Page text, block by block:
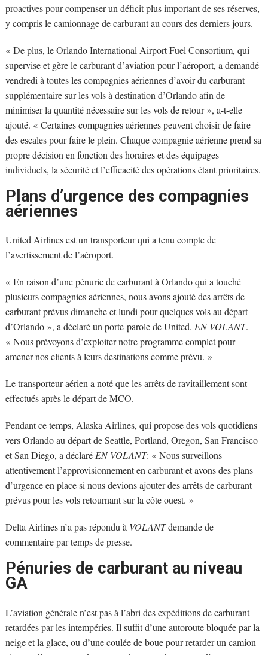
proactives pour compenser un déficit plus important de ses réserves,
y compris le camionnage de carburant au cours des derniers jours.
« De plus, le Orlando International Airport Fuel Consortium, qui
supervise et gère le carburant d’aviation pour l’aéroport, a demandé
vendredi à toutes les compagnies aériennes d’avoir du carburant
supplémentaire sur les vols à destination d’Orlando afin de
minimiser la quantité nécessaire sur les vols de retour », a-t-elle
ajouté. « Certaines compagnies aériennes peuvent choisir de faire
des escales pour faire le plein. Chaque compagnie aérienne prend sa
propre décision en fonction des horaires et des équipages
individuels, la sécurité et l’efficacité des opérations étant prioritaires.
Plans d’urgence des compagnies
aériennes
United Airlines est un transporteur qui a tenu compte de
l’avertissement de l’aéroport.
« En raison d’une pénurie de carburant à Orlando qui a touché
plusieurs compagnies aériennes, nous avons ajouté des arrêts de
carburant prévus dimanche et lundi pour quelques vols au départ
d’Orlando », a déclaré un porte-parole de United. EN VOLANT.
« Nous prévoyons d’exploiter notre programme complet pour
amener nos clients à leurs destinations comme prévu. »
Le transporteur aérien a noté que les arrêts de ravitaillement sont
effectués après le départ de MCO.
Pendant ce temps, Alaska Airlines, qui propose des vols quotidiens
vers Orlando au départ de Seattle, Portland, Oregon, San Francisco
et San Diego, a déclaréEN VOLANT: « Nous surveillons
attentivement l’approvisionnement en carburant et avons des plans
d’urgence en place si nous devions ajouter des arrêts de carburant
prévus pour les vols retournant sur la côte ouest. »
Delta Airlines n’a pas répondu à VOLANTdemande de
commentaire par temps de presse.
Pénuries de carburant au niveau
GA
L’aviation générale n’est pas à l’abri des expéditions de carburant
retardées par les intempéries. Il suffit d’une autoroute bloquée par la
neige et la glace, ou d’une coulée de boue pour retarder un camion-